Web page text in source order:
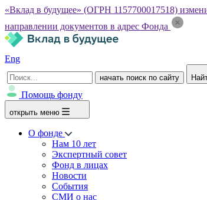
«Вклад в будущее» (ОГРН 1157700017518)
направлении документов в адрес Фонда
Eng
начать поиск по сайту
Помощь фонду
открыть меню
О фонде
Нам 10 лет
Экспертный совет
Фонд в лицах
Новости
События
СМИ о нас